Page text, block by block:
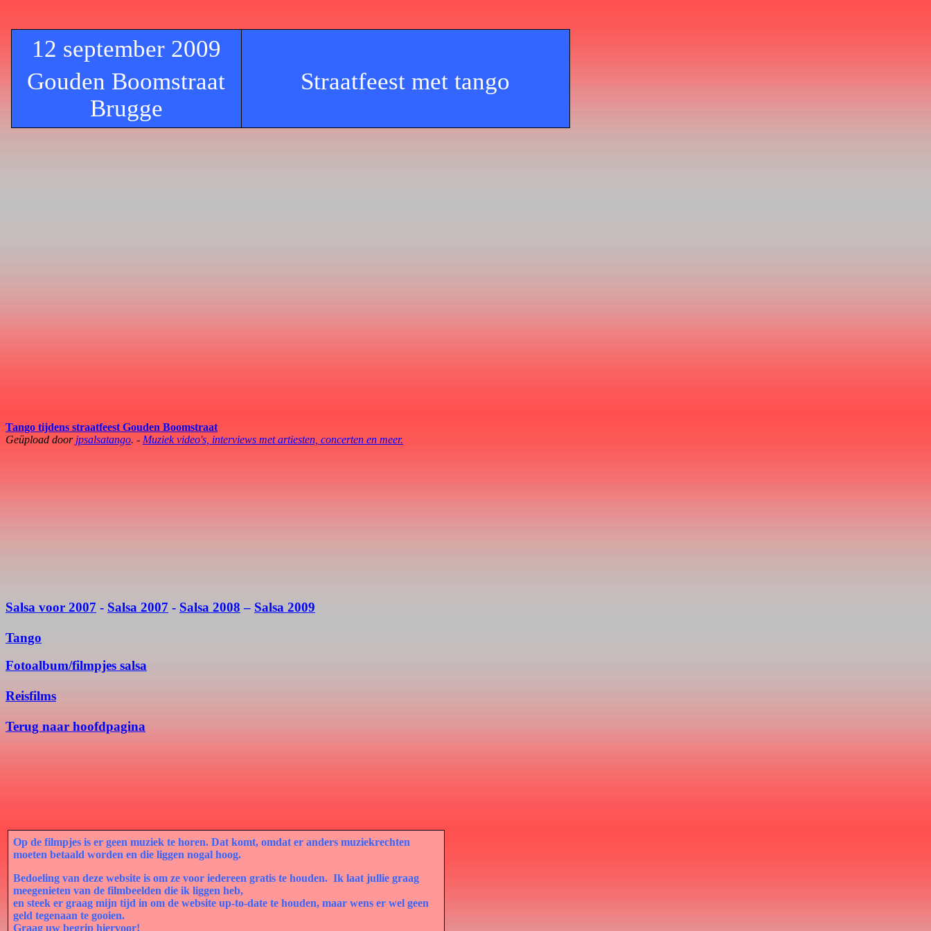
12 september 2009
Gouden Boomstraat
Brugge
Straatfeest met tango
Tango tijdens straatfeest Gouden Boomstraat
Geüpload door jpsalsatango. - Muziek video's, interviews met artiesten, concerten en meer.
Salsa voor 2007 - Salsa 2007 - Salsa 2008 – Salsa 2009
Tango
Fotoalbum/filmpjes salsa
Reisfilms
Terug naar hoofdpagina
Op de filmpjes is er geen muziek te horen. Dat komt, omdat er anders muziekrechten
moeten betaald worden en die liggen nogal hoog.
Bedoeling van deze website is om ze voor iedereen gratis te houden. Ik laat jullie graag
meegenieten van de filmbeelden die ik liggen heb,
en steek er graag mijn tijd in om de website up-to-date te houden, maar wens er wel geen
geld tegenaan te gooien.
Graag uw begrip hiervoor!